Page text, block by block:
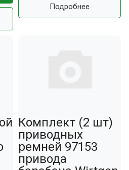
Подробнее
Комплект (2 шт)
приводных
ремней 97153
привода